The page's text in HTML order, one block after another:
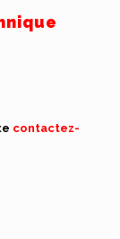
contactez-